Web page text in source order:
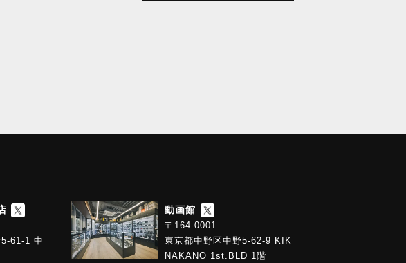
61-1 中
動画館
〒164-0001
東京都中野区中野5-62-9 KIK
NAKANO 1st.BLD 1階